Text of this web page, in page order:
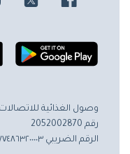
وصول الغذائية
رقم 2052002870
الرقم الضريبي ٣٠٠٧٧٤٨٦٣٢٠٠٠٠٣